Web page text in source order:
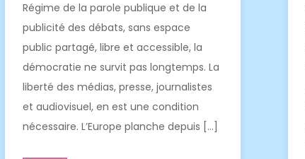
Régime de la parole publique et de la
publicité des débats, sans espace
public partagé, libre et accessible, la
démocratie ne survit pas longtemps. La
liberté des médias, presse, journalistes
et audiovisuel, en est une condition
nécessaire. L’Europe planche depuis […]